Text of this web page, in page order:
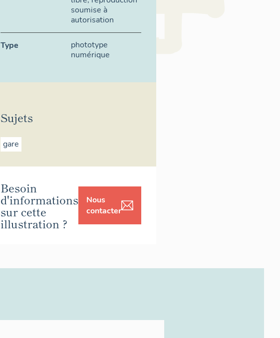
soumise à
autorisation
Type
phototype
numérique
Sujets
gare
Besoin
d'informations
sur cette
illustration ?
Nous
contacter